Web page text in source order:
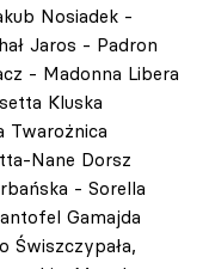
Nosiadek -
Jaros - Padron
- Madonna Libera
Kluska
Twarożnica
Nane Dorsz
- Sorella
Gamajda
Świszczypała,